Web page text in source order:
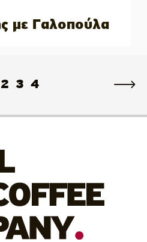
με Γαλοπούλα
2 3 4